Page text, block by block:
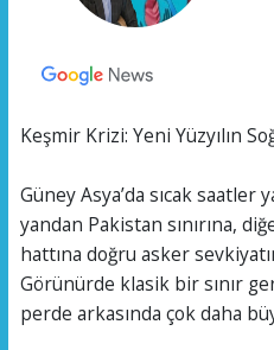
Keşmir Krizi: Yeni Yüzyılın
Güney Asya’da sıcak saatler
yandan Pakistan sınırına,
hattına doğru asker
Görünürde klasik bir sınır
perde arkasında çok daha